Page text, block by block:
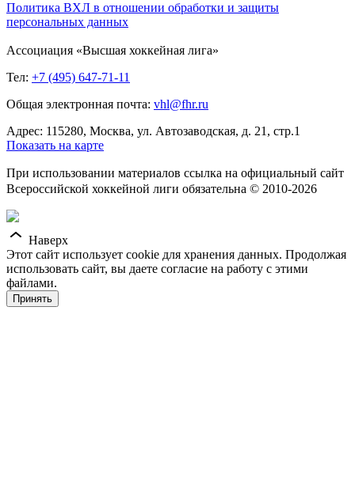
Политика ВХЛ в отношении обработки и защиты
персональных данных
Ассоциация «Высшая хоккейная лига»
Тел: +7 (495) 647-71-11
Общая электронная почта: vhl@fhr.ru
Адрес: 115280, Москва, ул. Автозаводская, д. 21, стр.1
Показать на карте
При использовании материалов ссылка на официальный сайт
Всероссийской хоккейной лиги обязательна © 2010-2026
Наверх
Этот сайт использует cookie для хранения данных. Продолжая
использовать сайт, вы даете согласие на работу с этими
файлами.
Принять